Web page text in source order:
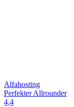
Alfahosting
Perfekter Allrounder
4,4